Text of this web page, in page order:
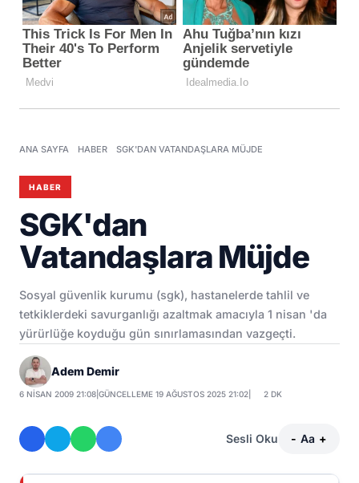
ANA SAYFA HABER SGK'DAN VATANDAŞLARA MÜJDE
HABER
SGK'dan
Vatandaşlara Müjde
Sosyal güvenlik kurumu (sgk), hastanelerde tahlil ve
tetkiklerdeki savurganlığı azaltmak amacıyla 1 nisan 'da
yürürlüğe koyduğu gün sınırlamasından vazgeçti.
Adem Demir
6 NISAN 2009 21:08 |GÜNCELLEME 19 AĞUSTOS 2025 21:02 2 DK
Sesli Oku - Aa +